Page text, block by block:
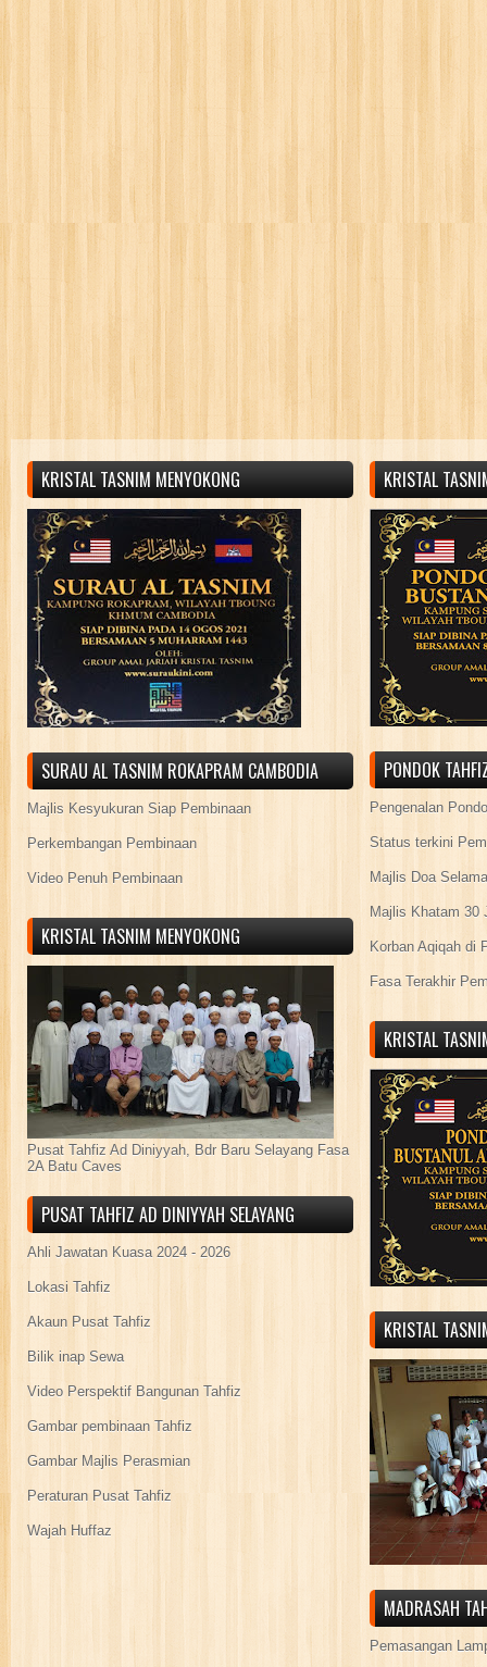
KRISTAL TASNIM MENYOKONG
SURAU AL TASNIM ROKAPRAM CAMBODIA
Majlis Kesyukuran Siap Pembinaan
Perkembangan Pembinaan
Video Penuh Pembinaan
KRISTAL TASNIM MENYOKONG
Pusat Tahfiz Ad Diniyyah, Bdr Baru Selayang Fasa
2A Batu Caves
PUSAT TAHFIZ AD DINIYYAH SELAYANG
Ahli Jawatan Kuasa 2024 - 2026
Lokasi Tahfiz
Akaun Pusat Tahfiz
Bilik inap Sewa
Video Perspektif Bangunan Tahfiz
Gambar pembinaan Tahfiz
Gambar Majlis Perasmian
Peraturan Pusat Tahfiz
Wajah Huffaz
KRISTAL
PONDOK
Pengenalan
Status terkini
Majlis Doa
Majlis Khatam 30
Korban Aqiqah di
Fasa Terakhir
KRISTAL
KRISTAL
MADRASAH
Pemasangan